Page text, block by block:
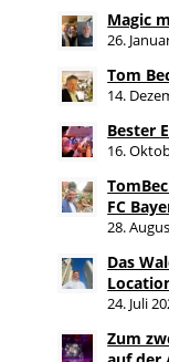
Magic
26.
Tom
14.
Bester
16.
FC
28.
Das
24. Juli
Zum